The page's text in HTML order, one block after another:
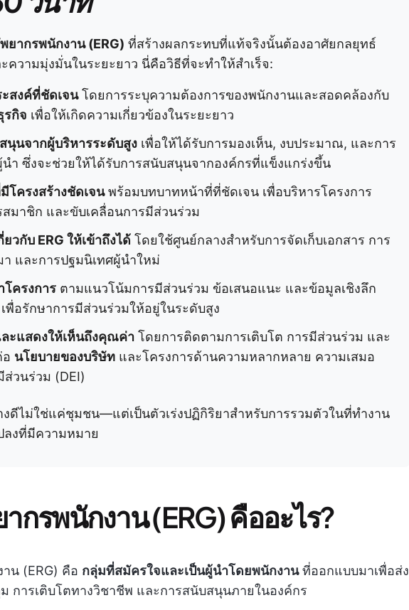
ยากรพนักงาน (ERG) ที่สร้างผลกระทบที่แท้จริงนั้นต้องอาศัยกลยุทธ์
ความมุ่งมั่นในระยะยาว นี่คือวิธีที่จะทำให้สำเร็จ:
สงค์ที่ชัดเจนโดยการระบุความต้องการของพนักงานและสอดคล้องกับ
รกิจ เพื่อให้เกิดความเกี่ยวข้องในระยะยาว
นุนจากผู้บริหารระดับสูง เพื่อให้ได้รับการมองเห็น, งบประมาณ, และการ
ำ ซึ่งจะช่วยให้ได้รับการสนับสนุนจากองค์กรที่แข็งแกร่งขึ้น
โครงสร้างชัดเจนพร้อมบทบาทหน้าที่ที่ชัดเจน เพื่อบริหารโครงการ
มาชิก และขับเคลื่อนการมีส่วนร่วม
วกับ ERG ให้เข้าถึงได้ โดยใช้ศูนย์กลางสำหรับการจัดเก็บเอกสาร การ
และการปฐมนิเทศผู้นำใหม่
ครงการ ตามแนวโน้มการมีส่วนร่วม ข้อเสนอแนะ และข้อมูลเชิงลึก
พื่อรักษาการมีส่วนร่วมให้อยู่ในระดับสูง
ะแสดงให้เห็นถึงคุณค่า โดยการติดตามการเติบโต การมีส่วนร่วม และ
นโยบายของบริษัท และโครงการด้านความหลากหลาย ความเสมอ
วนร่วม (DEI)
งดีไม่ใช่แค่ชุมชน—แต่เป็นตัวเร่งปฏิกิริยาสำหรับการรวมตัวในที่ทำงาน
ลงที่มีความหมาย
กรพนักงาน (ERG) คืออะไร?
น (ERG) คือ กลุ่มที่สมัครใจและเป็นผู้นำโดยพนักงานที่ออกแบบมาเพื่อส่ง
การเติบโตทางวิชาชีพ และการสนับสนุนภายในองค์กร